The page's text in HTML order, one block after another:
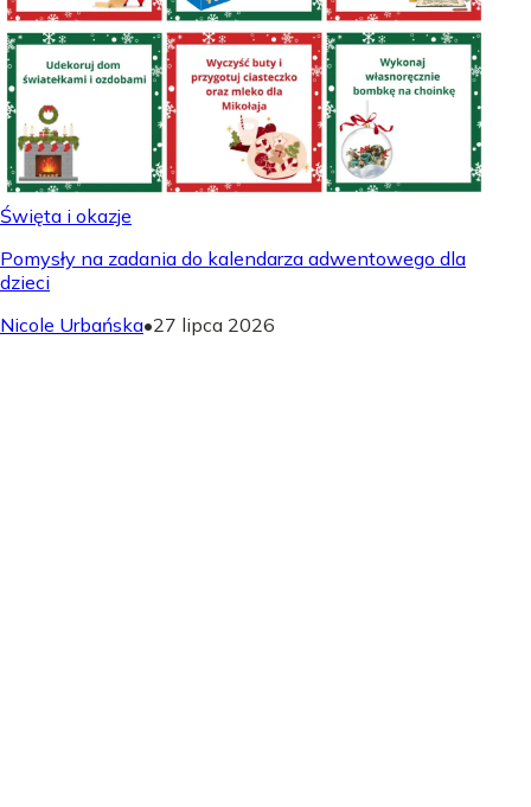
Święta i okazje
Pomysły na zadania do kalendarza adwentowego dla
dzieci
Nicole Urbańska•27 lipca 2026